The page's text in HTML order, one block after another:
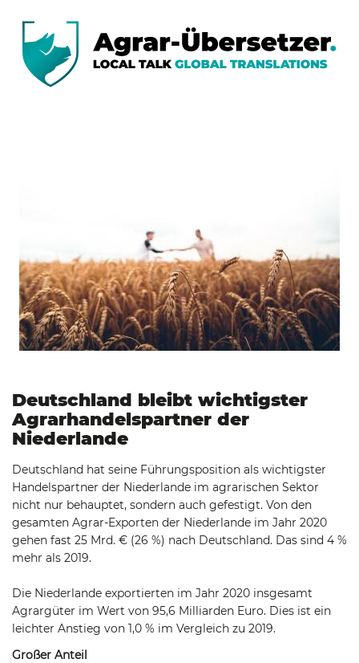
Deutschland bleibt wichtigster
Agrarhandelspartner der
Niederlande
Deutschland hat seine Führungsposition als wichtigster
Handelspartner der Niederlande im agrarischen Sektor
nicht nur behauptet, sondern auch gefestigt. Von den
gesamten Agrar-Exporten der Niederlande im Jahr 2020
gehen fast 25 Mrd. € (26 %) nach Deutschland. Das sind 4 %
mehr als 2019.
Die Niederlande exportierten im Jahr 2020 insgesamt
Agrargüter im Wert von 95,6 Milliarden Euro. Dies ist ein
leichter Anstieg von 1,0 % im Vergleich zu 2019.
Großer Anteil